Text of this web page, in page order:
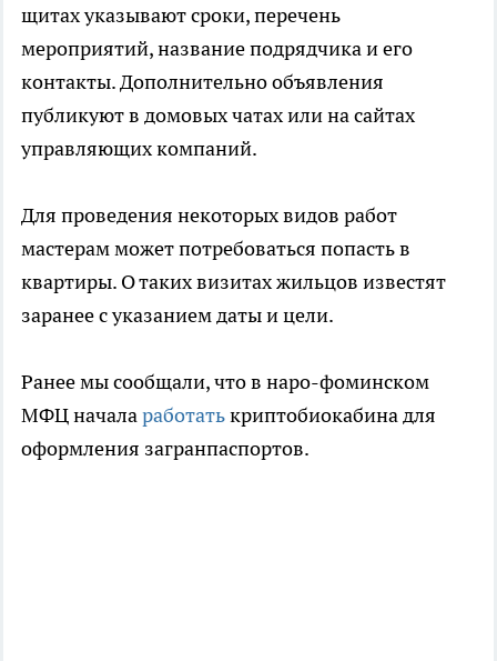
щитах указывают сроки, перечень
мероприятий, название подрядчика и его
контакты. Дополнительно объявления
публикуют в домовых чатах или на сайтах
управляющих компаний.
Для проведения некоторых видов работ
мастерам может потребоваться попасть в
квартиры. О таких визитах жильцов известят
заранее с указанием даты и цели.
Ранее мы сообщали, что в наро-фоминском
МФЦ началаработатькриптобиокабина для
оформления загранпаспортов.